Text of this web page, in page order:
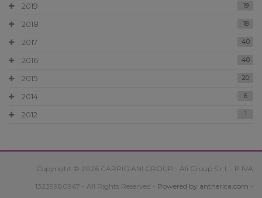
2019 19
2018 18
2017 40
2016 40
2015 20
2014 6
2012 1
Copyright © 2026 CARPIGIANI GROUP - Ali Group S.r.l. - P.IVA
13239980967 - All Rights Reserved - Powered by antherica.com -